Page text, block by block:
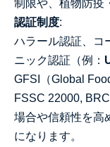
制限や、植物防疫
認証制度:
ハラール認証、コ
ニック認証（例：
GFSI（Global
FSSC 22000,
場合や信頼性を高
になります。